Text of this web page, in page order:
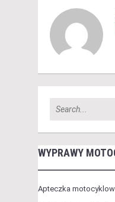
WYPRAWY
Apteczka